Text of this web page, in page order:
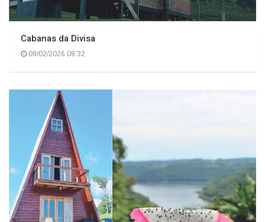
Cabanas da Divisa
09/02/2026 09:32